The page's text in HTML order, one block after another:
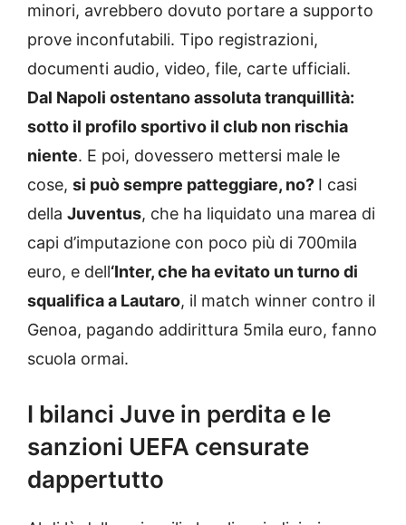
minori, avrebbero dovuto portare a supporto
prove inconfutabili. Tipo registrazioni,
documenti audio, video, file, carte ufficiali.
Dal Napoli ostentano assoluta tranquillità:
sotto il profilo sportivo il club non rischia
niente. E poi, dovessero mettersi male le
cose, si può sempre patteggiare, no? I casi
della Juventus, che ha liquidato una marea di
capi d’imputazione con poco più di 700mila
euro, e dell‘Inter, che ha evitato un turno di
squalifica a Lautaro, il match winner contro il
Genoa, pagando addirittura 5mila euro, fanno
scuola ormai.
I bilanci Juve in perdita e le
sanzioni UEFA censurate
dappertutto